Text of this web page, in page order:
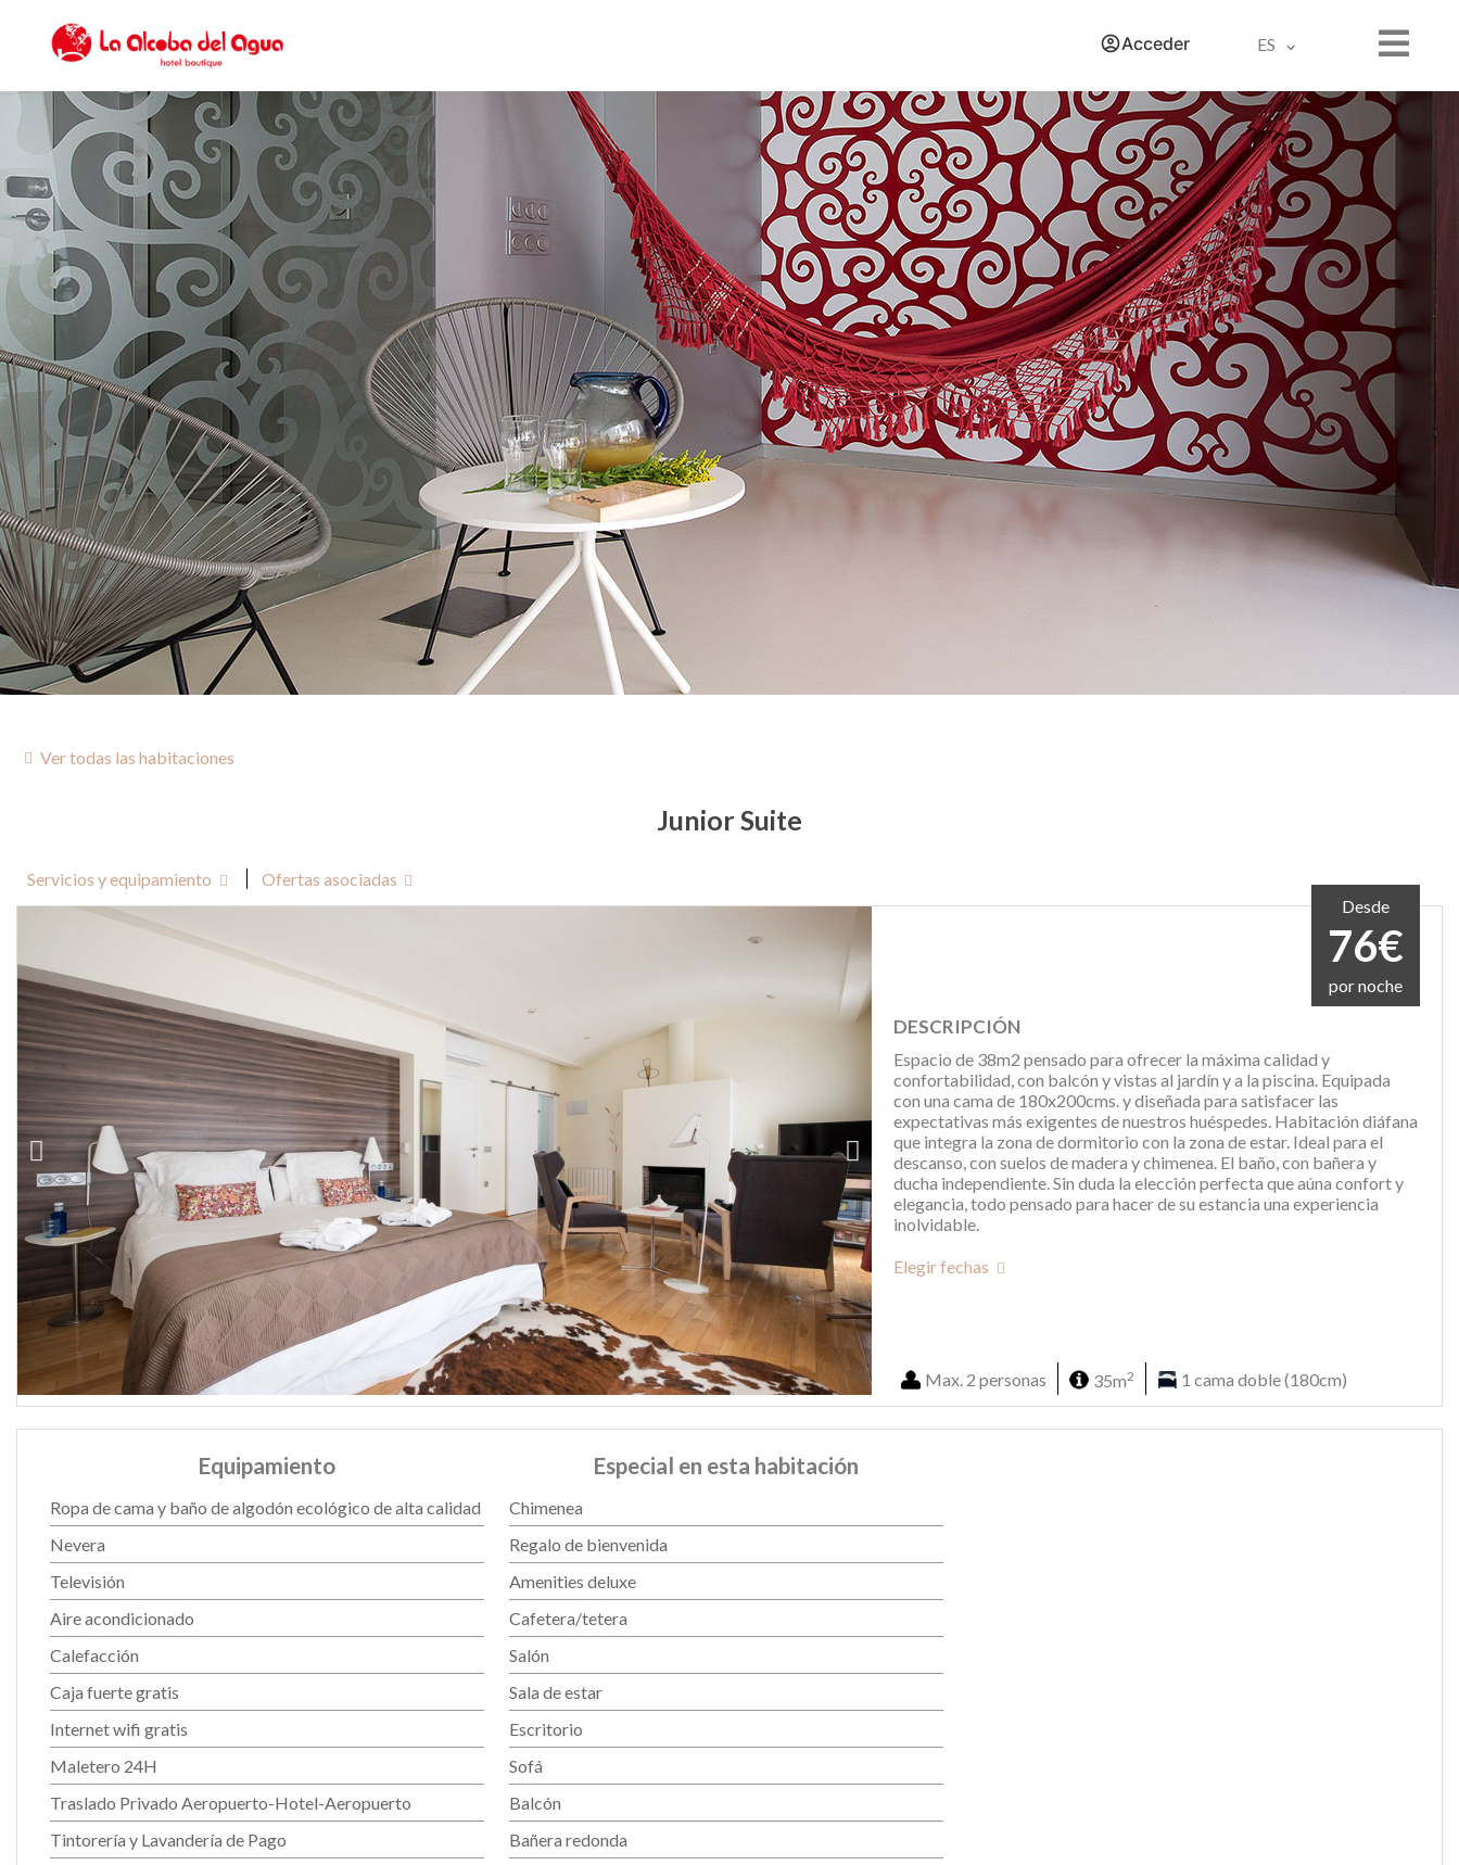
Acceder ES
Junior Suite
Servicios y equipamiento Ofertas asociadas
Max. 2 personas 35m2 1 cama doble (180cm)
Desde
76€
por noche
DESCRIPCIÓN
Espacio de 38m2 pensado para ofrecer la máxima calidad y
confortabilidad, con balcón y vistas al jardín y a la piscina. Equipada
con una cama de 180x200cms. y diseñada para satisfacer las
expectativas más exigentes de nuestros huéspedes. Habitación diáfana
que integra la zona de dormitorio con la zona de estar. Ideal para el
descanso, con suelos de madera y chimenea. El baño, con bañera y
ducha independiente. Sin duda la elección perfecta que aúna confort y
elegancia, todo pensado para hacer de su estancia una experiencia
inolvidable.
Elegir fechas
Equipamiento
Ropa de cama y baño de algodón ecológico de alta calidad
Nevera
Televisión
Aire acondicionado
Calefacción
Caja fuerte gratis
Internet wifi gratis
Maletero 24H
Traslado Privado Aeropuerto-Hotel-Aeropuerto
Tintorería y Lavandería de Pago
Especial en esta habitación
Chimenea
Regalo de bienvenida
Amenities deluxe
Cafetera/tetera
Salón
Sala de estar
Escritorio
Sofá
Balcón
Bañera redonda